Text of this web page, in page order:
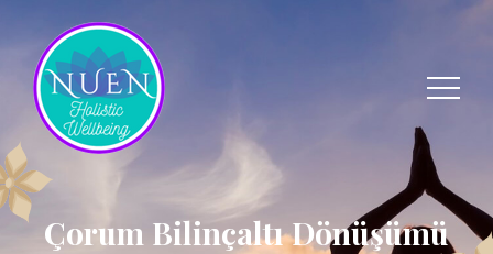
Çorum Bilinçaltı Dönüşümü